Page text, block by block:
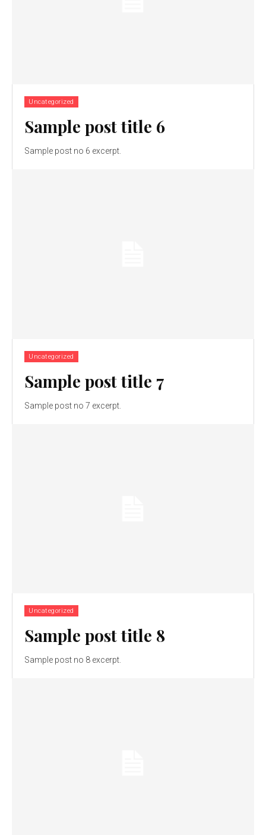
Uncategorized
Sample post title 6
Sample post no 6 excerpt.
Uncategorized
Sample post title 7
Sample post no 7 excerpt.
Uncategorized
Sample post title 8
Sample post no 8 excerpt.